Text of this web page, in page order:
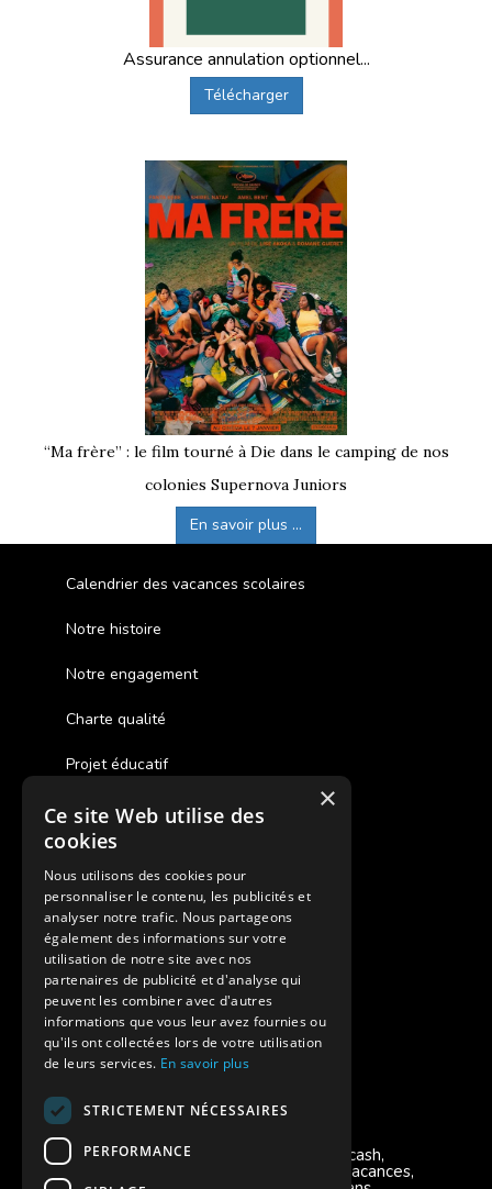
Assurance annulation optionnel...
Télécharger
“Ma frère” : le film tourné à Die dans le camping de nos
colonies Supernova Juniors
En savoir plus ...
Calendrier des vacances scolaires
Notre histoire
Notre engagement
Charte qualité
Projet éducatif
Des colonies de vacances inclusives
Assurances annulations
Aides financières pour partir en colonie
Charte de confidentialité
Vacances Adaptées Adulte Supernova
Modes de règlement acceptés
Chèque, Virement, Espèces, Mandats cash,
Bons CAF, Conseil général, Chèques vacances,
×
Ce site Web utilise des
cookies
Nous utilisons des cookies pour
personnaliser le contenu, les publicités et
analyser notre trafic. Nous partageons
également des informations sur votre
utilisation de notre site avec nos
partenaires de publicité et d'analyse qui
peuvent les combiner avec d'autres
informations que vous leur avez fournies ou
qu'ils ont collectées lors de votre utilisation
de leurs services. En savoir plus
STRICTEMENT NÉCESSAIRES
PERFORMANCE